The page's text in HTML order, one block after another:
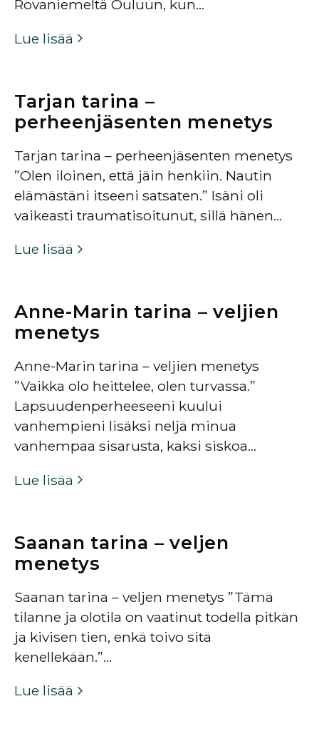
Rovaniemeltä Ouluun, kun…
Lue lisää
Tarjan tarina –
perheenjäsenten menetys
Tarjan tarina – perheenjäsenten menetys
”Olen iloinen, että jäin henkiin. Nautin
elämästäni itseeni satsaten.” Isäni oli
vaikeasti traumatisoitunut, sillä hänen…
Lue lisää
Anne-Marin tarina – veljien
menetys
Anne-Marin tarina – veljien menetys
”Vaikka olo heittelee, olen turvassa.”
Lapsuudenperheeseeni kuului
vanhempieni lisäksi neljä minua
vanhempaa sisarusta, kaksi siskoa…
Lue lisää
Saanan tarina – veljen
menetys
Saanan tarina – veljen menetys ”Tämä
tilanne ja olotila on vaatinut todella pitkän
ja kivisen tien, enkä toivo sitä
kenellekään.”…
Lue lisää